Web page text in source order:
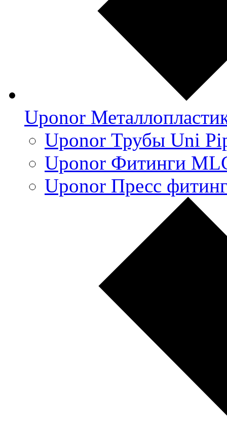
Uponor
Uponor Трубы Uni
Uponor Фитинги
Uponor Пресс